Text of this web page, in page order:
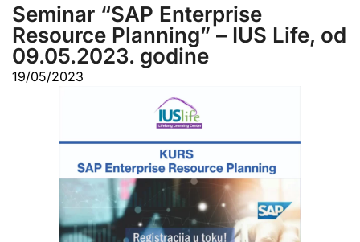
Seminar “SAP Enterprise
Resource Planning” – IUS Life, od
09.05.2023. godine
19/05/2023